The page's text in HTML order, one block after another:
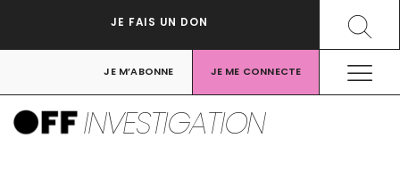
JE FAIS UN DON
JE M’ABONNE JE ME CONNECTE
INVESTIGATION